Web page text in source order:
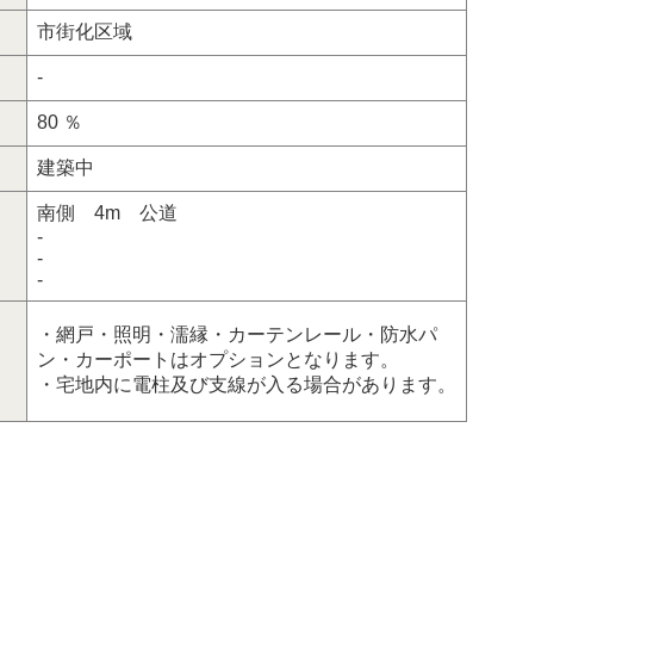
市街化区域
-
80 ％
建築中
南側 4m 公道
-
-
-
・網戸・照明・濡縁・カーテンレール・防水パ
ン・カーポートはオプションとなります。
・宅地内に電柱及び支線が入る場合があります。